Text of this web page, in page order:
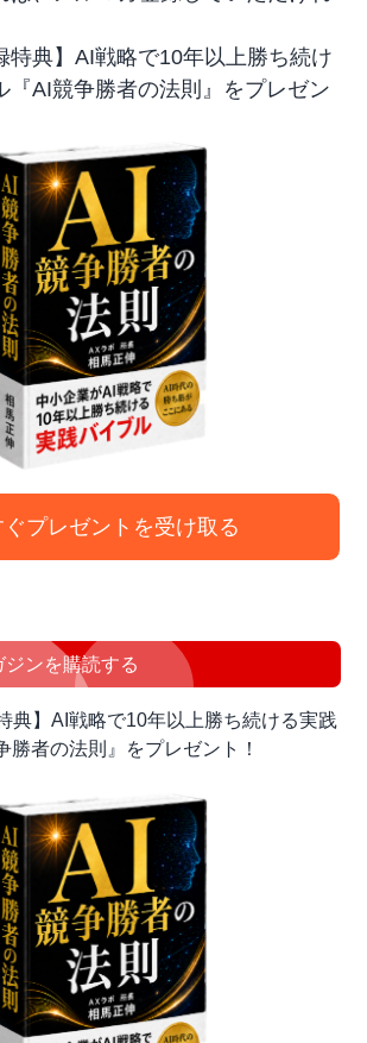
特典】AI戦略で10年以上勝ち続け
『AI競争勝者の法則』をプレゼン
プレゼントを受け取る
ンを購読する
典】AI戦略で10年以上勝ち続ける実践
勝者の法則』をプレゼント！